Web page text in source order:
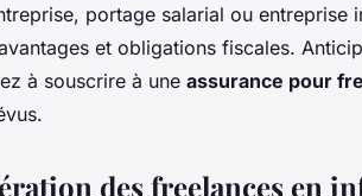
portage salarial ou entreprise
et obligations fiscales.
à souscrire à une assurance pour
des freelances en